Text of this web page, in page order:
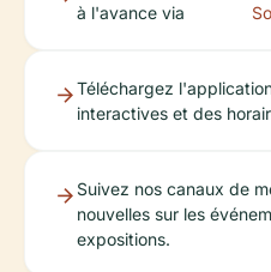
à l'avance via
Téléchargez
interactives et des
Suivez nos canaux de
nouvelles sur les
expositions.